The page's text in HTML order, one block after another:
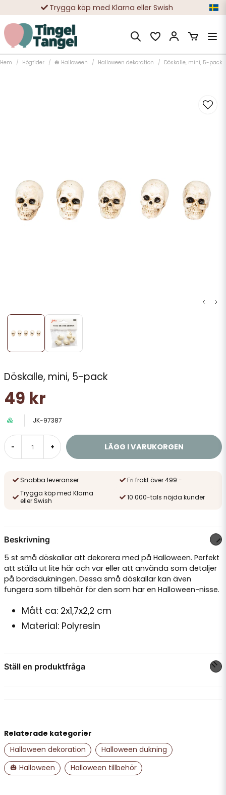
Trygga köp med Klarna eller Swish
10 000-tals nöjda kunder
Hem Högtider 🎃 Halloween Halloween dekoration Döskalle, mini, 5-pack
Döskalle, mini, 5-pack
49 kr
JK-97387
- + LÄGG I VARUKORGEN
Snabba leveranser
Fri frakt över 499:-
Trygga köp med Klarna
eller Swish
10 000-tals nöjda kunder
Beskrivning
5 st små döskallar att dekorera med på Halloween. Perfekt
att ställa ut lite här och var eller att använda som detaljer
på bordsdukningen. Dessa små döskallar kan även
fungera som tillbehör för den som har en Halloween-nisse.
Mått ca: 2x1,7x2,2 cm
Material: Polyresin
Ställ en produktfråga
name
Namn
Relaterade kategorier
Halloween dekoration
Halloween dukning
🎃 Halloween
Halloween tillbehör